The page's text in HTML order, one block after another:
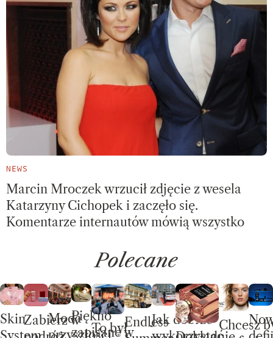
NEWS
Marcin Mroczek wrzucił zdjęcie z wesela
Katarzyny Cichopek i zaczęło się.
Komentarze internautów mówią wszystko
Polecane
SkinZabierz w
ModaPiękno
zapisane w
To byłEndlessJak dobrze Chcesz